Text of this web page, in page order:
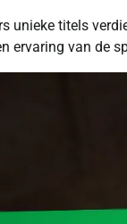
unieke titels
ervaring van de